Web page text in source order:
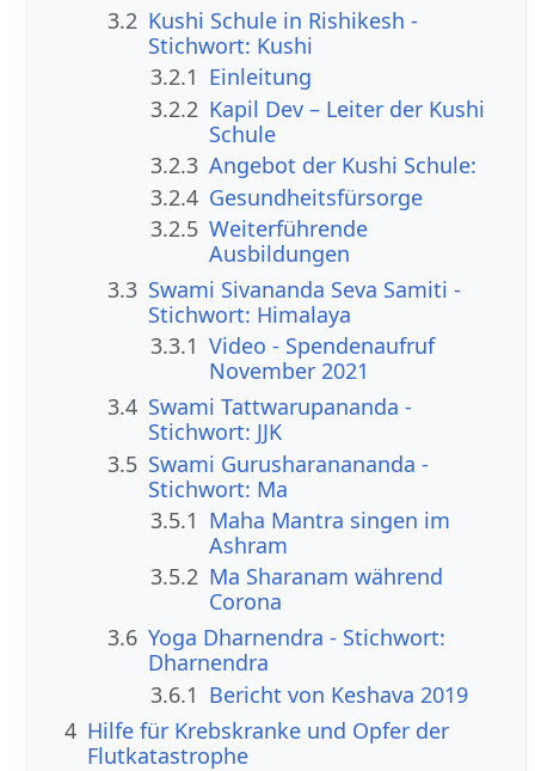
3.2 Kushi Schule in Rishikesh -
Stichwort: Kushi
3.2.1 Einleitung
3.2.2 Kapil Dev – Leiter der Kushi
Schule
3.2.3 Angebot der Kushi Schule:
3.2.4 Gesundheitsfürsorge
3.2.5 Weiterführende
Ausbildungen
3.3 Swami Sivananda Seva Samiti -
Stichwort: Himalaya
3.3.1 Video - Spendenaufruf
November 2021
3.4 Swami Tattwarupananda -
Stichwort: JJK
3.5 Swami Gurusharanananda -
Stichwort: Ma
3.5.1 Maha Mantra singen im
Ashram
3.5.2 Ma Sharanam während
Corona
3.6 Yoga Dharnendra - Stichwort:
Dharnendra
3.6.1 Bericht von Keshava 2019
4 Hilfe für Krebskranke und Opfer der
Flutkatastrophe